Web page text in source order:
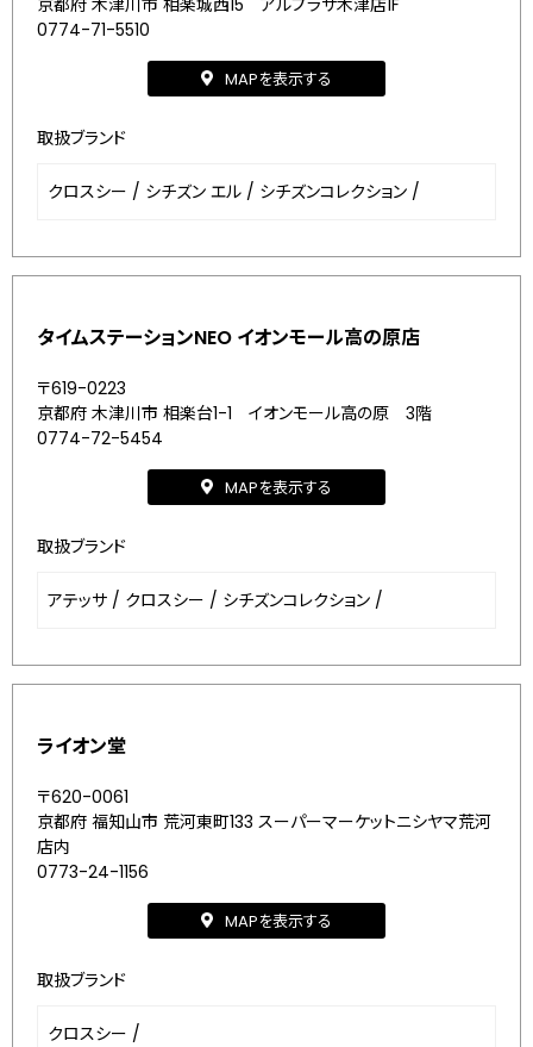
京都府 木津川市 相楽城西15 アルプラザ木津店1F
0774-71-5510
MAPを表示する
取扱ブランド
クロスシー / シチズン エル / シチズンコレクション /
タイムステーションNEO イオンモール高の原店
〒619-0223
京都府 木津川市 相楽台1-1 イオンモール高の原 3階
0774-72-5454
MAPを表示する
取扱ブランド
アテッサ / クロスシー / シチズンコレクション /
ライオン堂
〒620-0061
京都府 福知山市 荒河東町133 スーパーマーケットニシヤマ荒河
店内
0773-24-1156
MAPを表示する
取扱ブランド
クロスシー /